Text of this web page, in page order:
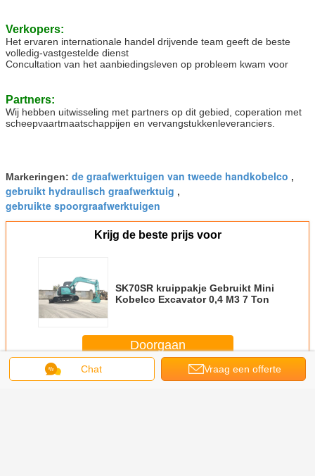
Verkopers:
Het ervaren internationale handel drijvende team geeft de beste
volledig-vastgestelde dienst
Concultation van het aanbiedingsleven op probleem kwam voor
Partners:
Wij hebben uitwisseling met partners op dit gebied, coperation met
scheepvaartmaatschappijen en vervangstukkenleveranciers.
Markeringen: de graafwerktuigen van tweede handkobelco ,
gebruikt hydraulisch graafwerktuig ,
gebruikte spoorgraafwerktuigen
Krijg de beste prijs voor
SK70SR kruippakje Gebruikt Mini
Kobelco Excavator 0,4 M3 7 Ton
Doorgaan
MeerGebruikt Kobelco-Graafwerktuig
Chat Vraag een offerte